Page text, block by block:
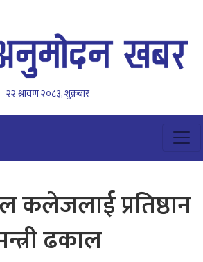
२२ श्रावण २०८३, शुक्रबार
कलेजलाई प्रतिष्ठान
ढकाल